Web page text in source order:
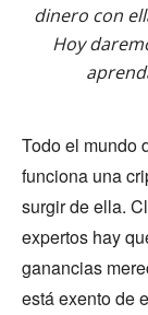
dinero con
Hoy
Todo el mundo
funciona una
surgir de ella.
expertos hay
ganancias
está exento de